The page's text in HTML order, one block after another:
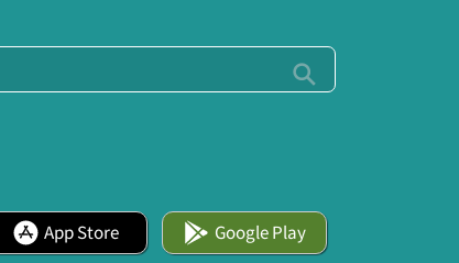
App Store Google Play